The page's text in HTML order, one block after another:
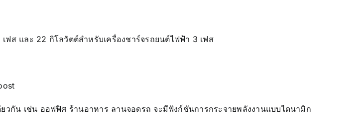
ฟส และ 22 กิโลวัตต์สำหรับเครื่องชาร์จรถยนต์ไฟฟ้า 3 เฟส
วกัน เช่น ออฟฟิศ ร้านอาหาร ลานจอดรถ จะมีฟังก์ชันการกระจายพลังงานแบบไดนามิก